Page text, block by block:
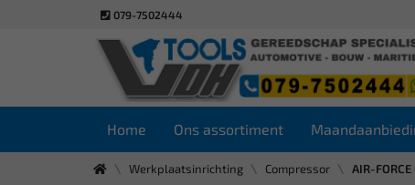
079-7502444
Home Ons assortiment
Werkplaatsinrichting Compressor AIR-